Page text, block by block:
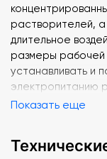
растворителей,
длительное
размеры рабочей
устанавливать и
электропитанию
лабораторное
Рабочая
Показать еще